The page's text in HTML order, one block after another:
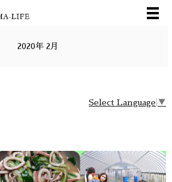
メ
2020年 2月
Select Language ▼